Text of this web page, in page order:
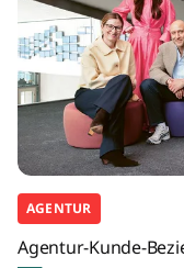
AGENTUR
Agentur-Kunde-